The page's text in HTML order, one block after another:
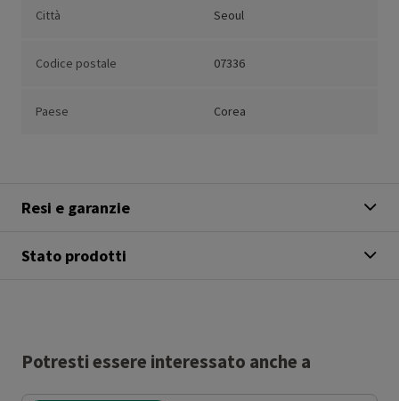
Città Seoul
Codice postale 07336
Paese Corea
Resi e garanzie
Stato prodotti
Potresti essere interessato anche a